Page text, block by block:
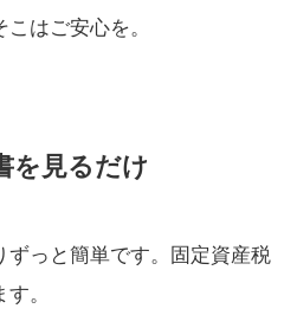
はご安心を。
を見るだけ
ずっと簡単です。固定資産税
。